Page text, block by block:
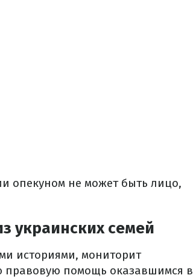
опекуном не может быть лицо,
украинских семей
историями, мониторит
правовую помощь оказавшимся в